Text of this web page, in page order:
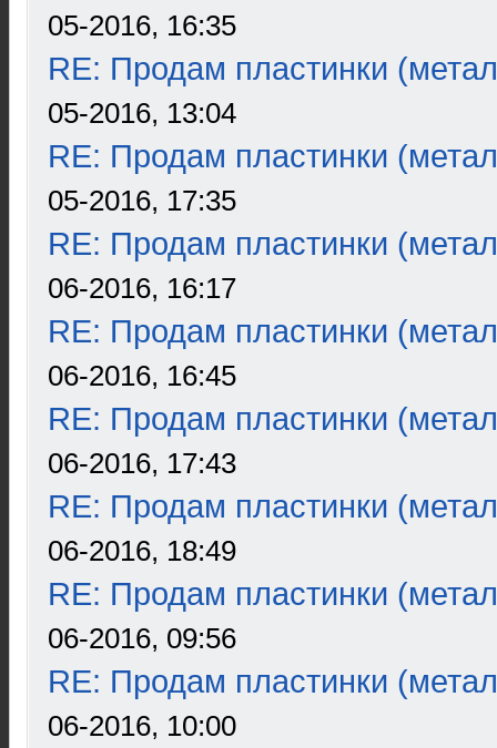
05-2016, 16:35
RE: Продам пластинки
05-2016, 13:04
RE: Продам пластинки
05-2016, 17:35
RE: Продам пластинки
06-2016, 16:17
RE: Продам пластинки
06-2016, 16:45
RE: Продам пластинки
06-2016, 17:43
RE: Продам пластинки
06-2016, 18:49
RE: Продам пластинки
06-2016, 09:56
RE: Продам пластинки
06-2016, 10:00